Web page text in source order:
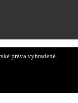
práva vyhradené.